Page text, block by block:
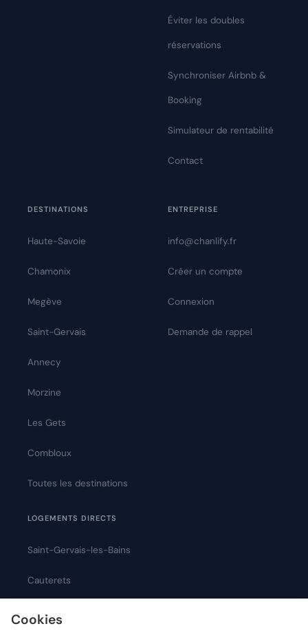
Éviter les doubles
réservations
Synchroniser Airbnb &
Booking
Simulateur de rentabilité
Contact
DESTINATIONS
Haute-Savoie
Chamonix
Megève
Saint-Gervais
Annecy
Morzine
Les Gets
Combloux
Toutes les destinations
LOGEMENTS DIRECTS
Saint-Gervais-les-Bains
Cauterets
ENTREPRISE
info@chanlify.fr
Créer un compte
Connexion
Demande de rappel
Cookies